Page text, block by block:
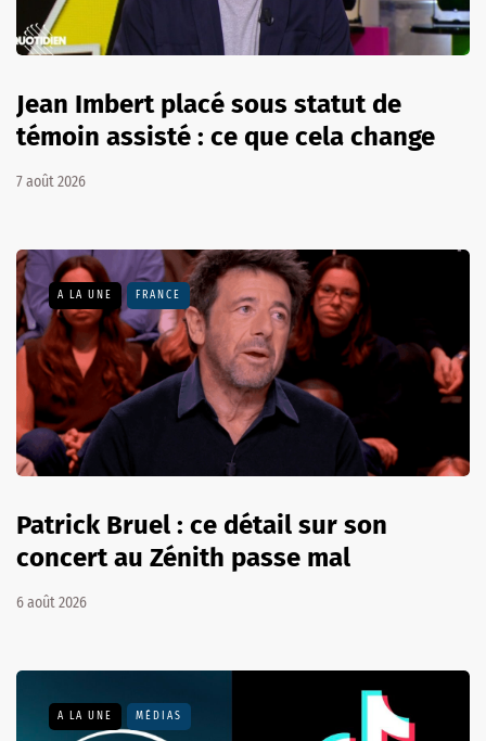
Jean Imbert placé sous statut de
témoin assisté : ce que cela change
7 août 2026
A LA UNE FRANCE
Patrick Bruel : ce détail sur son
concert au Zénith passe mal
6 août 2026
A LA UNE MÉDIAS